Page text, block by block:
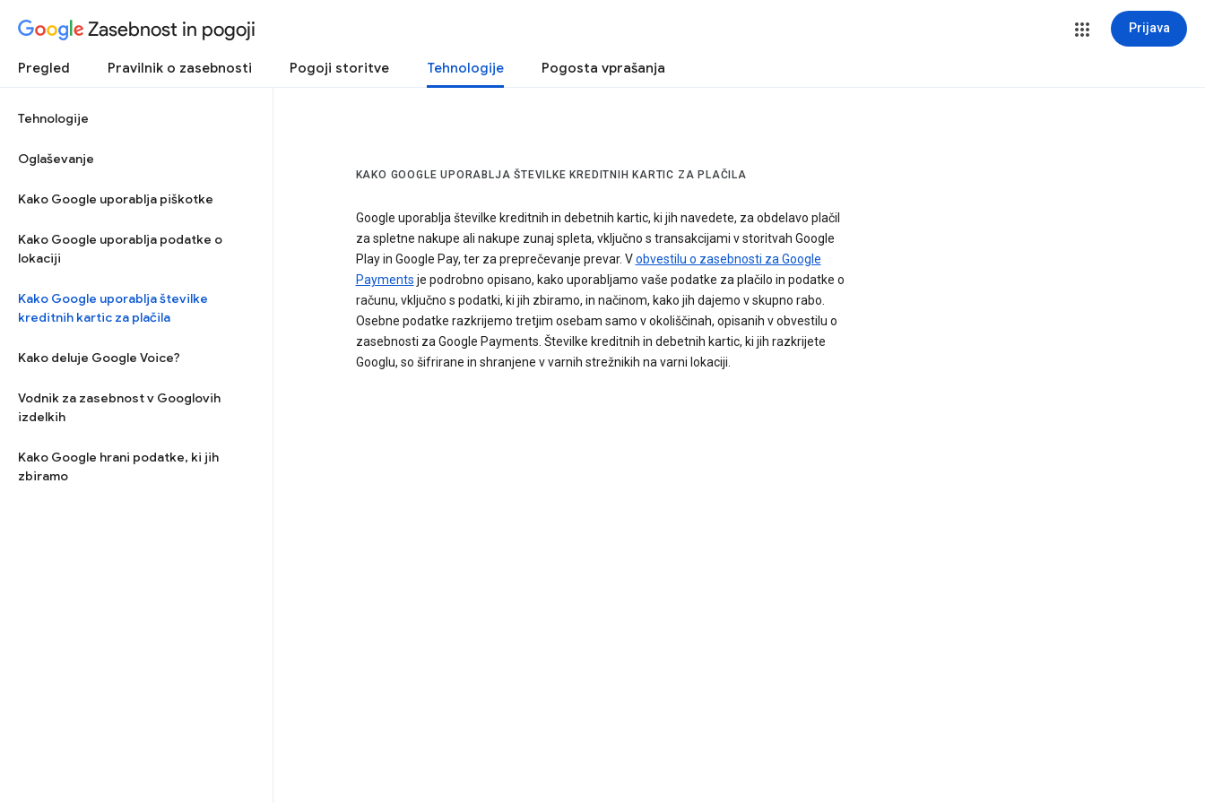
Zasebnost in pogoji Prijava
Pregled Pravilnik o zasebnosti Pogoji storitve Tehnologije Pogosta vprašanja
Tehnologije
Oglaševanje
Kako Google uporablja piškotke
Kako Google uporablja podatke o
lokaciji
Kako Google uporablja številke
kreditnih kartic za plačila
Kako deluje Google Voice?
Vodnik za zasebnost v Googlovih
izdelkih
Kako Google hrani podatke, ki jih
zbiramo
KAKO GOOGLE UPORABLJA ŠTEVILKE KREDITNIH KARTIC ZA PLAČILA
Google uporablja številke kreditnih in debetnih kartic, ki jih navedete, za obdelavo plačil
za spletne nakupe ali nakupe zunaj spleta, vključno s transakcijami v storitvah Google
Play in Google Pay, ter za preprečevanje prevar. Vobvestilu o zasebnosti za Google
Payments je podrobno opisano, kako uporabljamo vaše podatke za plačilo in podatke o
računu, vključno s podatki, ki jih zbiramo, in načinom, kako jih dajemo v skupno rabo.
Osebne podatke razkrijemo tretjim osebam samo v okoliščinah, opisanih v obvestilu o
zasebnosti za Google Payments. Številke kreditnih in debetnih kartic, ki jih razkrijete
Googlu, so šifrirane in shranjene v varnih strežnikih na varni lokaciji.